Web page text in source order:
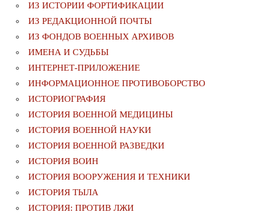
ИЗ ИСТОРИИ ФОРТИФИКАЦИИ
ИЗ РЕДАКЦИОННОЙ ПОЧТЫ
ИЗ ФОНДОВ ВОЕННЫХ АРХИВОВ
ИМЕНА И СУДЬБЫ
ИНТЕРНЕТ-ПРИЛОЖЕНИЕ
ИНФОРМАЦИОННОЕ ПРОТИВОБОРСТВО
ИСТОРИОГРАФИЯ
ИСТОРИЯ ВОЕННОЙ МЕДИЦИНЫ
ИСТОРИЯ ВОЕННОЙ НАУКИ
ИСТОРИЯ ВОЕННОЙ РАЗВЕДКИ
ИСТОРИЯ ВОИН
ИСТОРИЯ ВООРУЖЕНИЯ И ТЕХНИКИ
ИСТОРИЯ ТЫЛА
ИСТОРИЯ: ПРОТИВ ЛЖИ